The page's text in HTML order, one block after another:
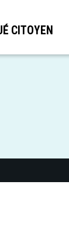
CITOYEN